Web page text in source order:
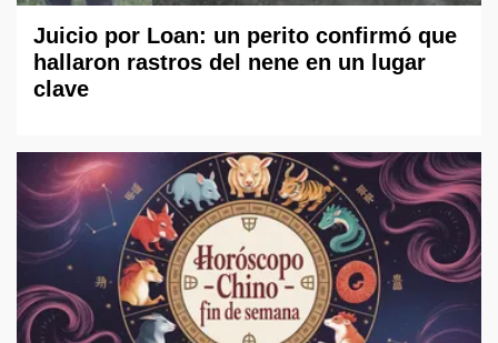
Juicio por Loan: un perito confirmó que
hallaron rastros del nene en un lugar
clave